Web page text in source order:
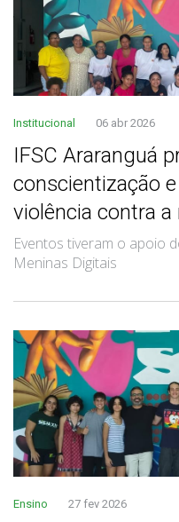
Institucional 06 abr 2026
IFSC Araranguá
conscientização
violência contra a
Eventos tiveram o apoio
Meninas Digitais
Ensino 27 fev 2026